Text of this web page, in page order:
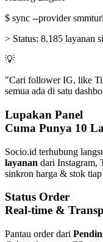
$ sync --provider
> Status: 8.185 layanan
💡
"Cari follower IG, like
semua ada di satu
Lupakan Panel
Cuma Punya 10
Socio.id terhubung
layanan dari Instagram,
sinkron harga & stok
Status Order
Real-time &
Pantau order dari